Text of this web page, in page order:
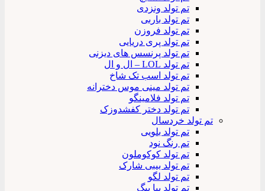
تم تولد ونزدی
تم تولد باربی
تم تولد فروزن
تم تولد پری دریایی
تم تولد پرنسس های دیزنی
تم تولد LOL – ال و ال
تم تولد اسب تک شاخ
تم تولد مینی موس دخترانه
تم تولد فلامینگو
تم تولد دختر کفشدوزک
تم تولد خردسال
تم تولد بلویی
تم رنگ نود
تم تولد کوکوملون
تم تولد بیبی شارک
تم تولد لگو
تم تولد پپا پیگ